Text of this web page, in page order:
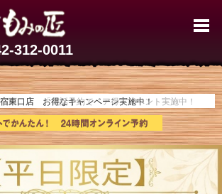
312-0011
西口店 「電話予約でペア得」イベント実施中！